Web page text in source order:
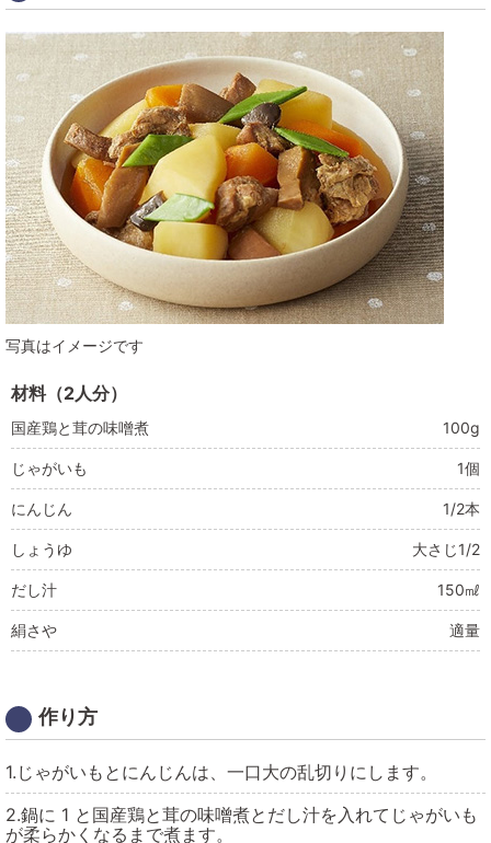
写真はイメージです
材料（2人分）
国産鶏と茸の味噌煮 100g
じゃがいも 1個
にんじん 1/2本
しょうゆ 大さじ1/2
だし汁 150㎖
絹さや 適量
作り方
1.じゃがいもとにんじんは、一口大の乱切りにします。
2.鍋に 1 と国産鶏と茸の味噌煮とだし汁を入れてじゃがいも
が柔らかくなるまで煮ます。